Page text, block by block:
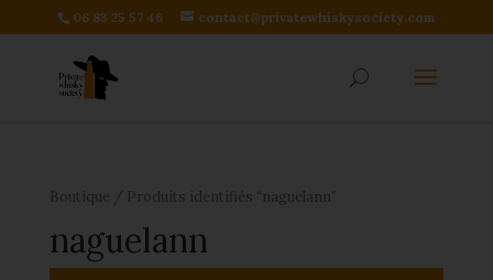
06 83 25 57 46 contact@privatewhiskysociety.com
Boutique / Produits identifiés “naguelann”
naguelann